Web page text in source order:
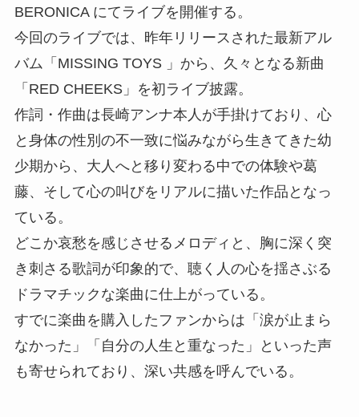
BERONICA にてライブを開催する。
今回のライブでは、昨年リリースされた最新アル
バム「MISSING TOYS 」から、久々となる新曲
「RED CHEEKS」を初ライブ披露。
作詞・作曲は長崎アンナ本人が手掛けており、心
と身体の性別の不一致に悩みながら生きてきた幼
少期から、大人へと移り変わる中での体験や葛
藤、そして心の叫びをリアルに描いた作品となっ
ている。
どこか哀愁を感じさせるメロディと、胸に深く突
き刺さる歌詞が印象的で、聴く人の心を揺さぶる
ドラマチックな楽曲に仕上がっている。
すでに楽曲を購入したファンからは「涙が止まら
なかった」「自分の人生と重なった」といった声
も寄せられており、深い共感を呼んでいる。